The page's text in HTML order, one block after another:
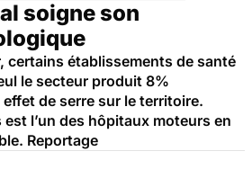
soigne son
certains établissements de santé
le secteur produit 8%
effet de serre sur le territoire.
est l’un des hôpitaux moteurs en
Reportage